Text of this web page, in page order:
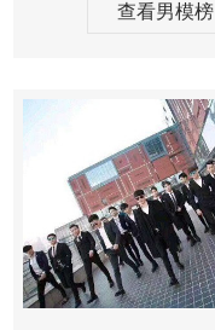
查看男模榜